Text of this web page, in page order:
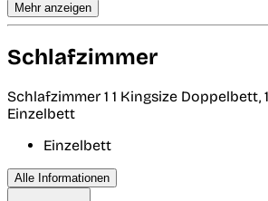
Mehr anzeigen
Schlafzimmer
Schlafzimmer 1 1 Kingsize Doppelbett,
Einzelbett
Einzelbett
Alle Informationen